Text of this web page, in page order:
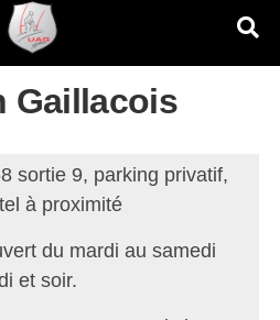
Gaillacois
sortie 9, parking privatif,
à proximité
du mardi au samedi
et soir.